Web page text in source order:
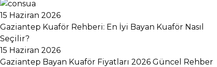
15 Haziran 2026
Gaziantep Kuaför Rehberi: En İyi Bayan Kuaför Nasıl
Seçilir?
15 Haziran 2026
Gaziantep Bayan Kuaför Fiyatları 2026 Güncel Rehber